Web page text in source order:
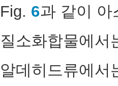
Fig. 6과 같이 아
질소화합물에서
알데히드류에서